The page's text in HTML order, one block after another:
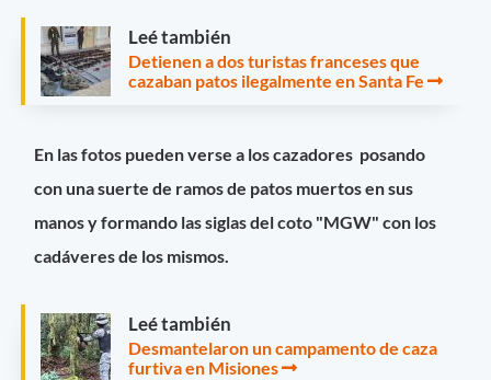
Leé también
Detienen a dos turistas franceses que
cazaban patos ilegalmente en Santa Fe
En las fotos pueden verse a los cazadores posando
con una suerte de ramos de patos muertos en sus
manos y formando las siglas del coto "MGW" con los
cadáveres de los mismos.
Leé también
Desmantelaron un campamento de caza
furtiva en Misiones